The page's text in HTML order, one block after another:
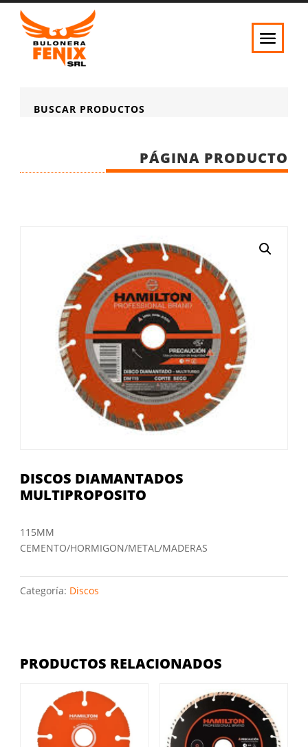
BUSCAR PRODUCTOS
PÁGINA PRODUCTO
DISCOS DIAMANTADOS
MULTIPROPOSITO
115MM
CEMENTO/HORMIGON/METAL/MADERAS
Categoría: Discos
PRODUCTOS RELACIONADOS